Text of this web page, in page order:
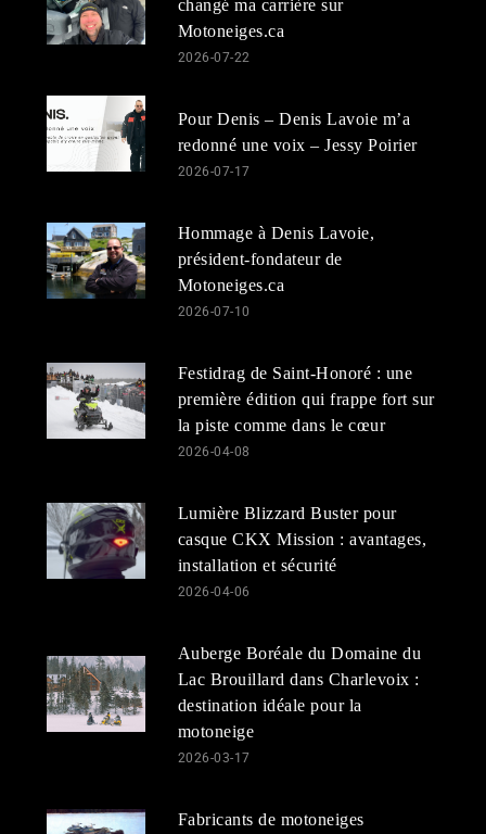
changé ma carrière sur
Motoneiges.ca
2026-07-22
Pour Denis – Denis Lavoie m’a
redonné une voix – Jessy Poirier
2026-07-17
Hommage à Denis Lavoie,
président-fondateur de
Motoneiges.ca
2026-07-10
Festidrag de Saint-Honoré : une
première édition qui frappe fort sur
la piste comme dans le cœur
2026-04-08
Lumière Blizzard Buster pour
casque CKX Mission : avantages,
installation et sécurité
2026-04-06
Auberge Boréale du Domaine du
Lac Brouillard dans Charlevoix :
destination idéale pour la
motoneige
2026-03-17
Fabricants de motoneiges